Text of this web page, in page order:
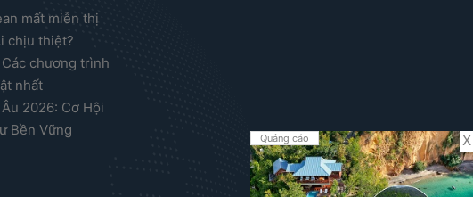
mất miễn thị
chịu thiệt?
chương trình
nhất
2026: Cơ Hội
Bền Vững
Quảng cáo X